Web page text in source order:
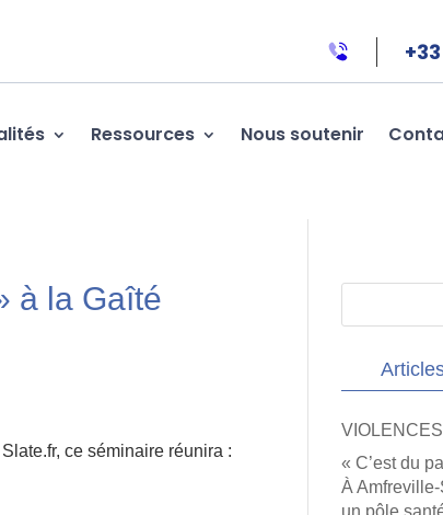
Ressources Nous soutenir
à la Gaîté
ce séminaire réunira :
« C’est du
À
un pôle